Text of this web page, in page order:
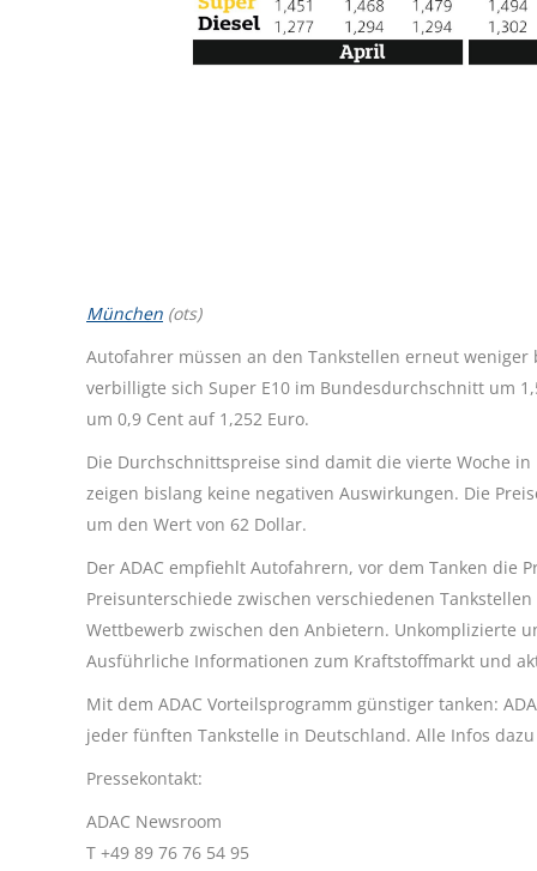
München (ots)
Autofahrer müssen an den Tankstellen erneut
verbilligte sich Super E10 im Bundesdurchschnitt um
um 0,9 Cent auf 1,252 Euro.
Die Durchschnittspreise sind damit die vierte Woche
zeigen bislang keine negativen Auswirkungen. Die
um den Wert von 62 Dollar.
Der ADAC empfiehlt Autofahrern, vor dem Tanken die
Preisunterschiede zwischen verschiedenen
Wettbewerb zwischen den Anbietern. Unkomplizierte
Ausführliche Informationen zum Kraftstoffmarkt und
Mit dem ADAC Vorteilsprogramm günstiger tanken:
jeder fünften Tankstelle in Deutschland. Alle Infos
Pressekontakt:
ADAC Newsroom
T +49 89 76 76 54 95